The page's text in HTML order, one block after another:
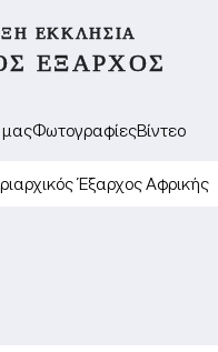
ΕΚΚΛΗΣΊΑ
ΈΞΑΡΧΟΣ
μαςΦωτογραφίεςΒίντεο
Έξαρχος Αφρικής